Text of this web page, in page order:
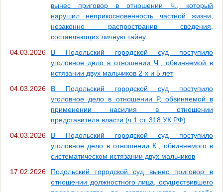
вынес приговор в отношении Ч., который
нарушил неприкосновенность частной жизни,
незаконно распространив сведения,
составляющих личную тайну
04.03.2026
В Подольский городской суд поступило
уголовное дело в отношении Ч., обвиняемой в
истязании двух мальчиков 2-х и 5 лет
04.03.2026
В Подольский городской суд поступило
уголовное дело в отношении Р, обвиняемой в
применении насилия в отношении
представителя власти (ч.1 ст. 318 УК РФ)
04.03.2026
В Подольский городской суд поступило
уголовное дело в отношении К., обвиняемого в
систематическом истязании двух мальчиков
17.02.2026
Подольский городской суд вынес приговор в
отношении должностного лица, осуществившего